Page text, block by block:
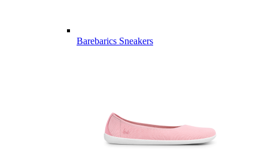
Barebarics Sneakers